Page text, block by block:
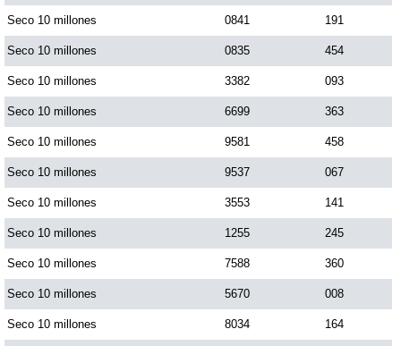
Seco 10 millones 0841 191
Seco 10 millones 0835 454
Seco 10 millones 3382 093
Seco 10 millones 6699 363
Seco 10 millones 9581 458
Seco 10 millones 9537 067
Seco 10 millones 3553 141
Seco 10 millones 1255 245
Seco 10 millones 7588 360
Seco 10 millones 5670 008
Seco 10 millones 8034 164